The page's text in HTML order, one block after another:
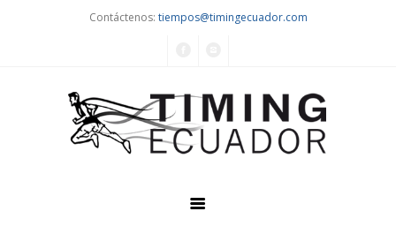
Contáctenos: tiempos@timingecuador.com